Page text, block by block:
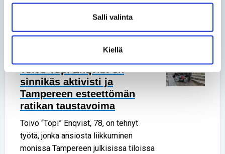
Salli valinta
Kiellä
rivitalokodissa. Sailalla on CP-vamma
ja hän liikkuu sähköpyörätuolilla.
• 10.09.2024
Toivo Topi Enqvist on
sinnikäs aktivisti ja
Tampereen esteettömän
ratikan taustavoima
Toivo “Topi” Enqvist, 78, on tehnyt
työtä, jonka ansiosta liikkuminen
monissa Tampereen julkisissa tiloissa